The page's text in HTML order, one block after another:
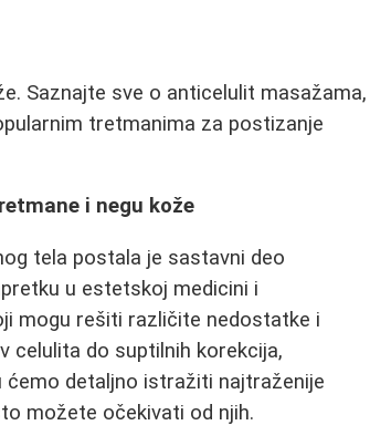
Saznajte sve o anticelulit masažama,
tretmanima za postizanje
i negu kože
tela postala je sastavni deo
u estetskoj medicini i
mogu rešiti različite nedostatke i
celulita do suptilnih korekcija,
detaljno istražiti najtraženije
možete očekivati od njih.